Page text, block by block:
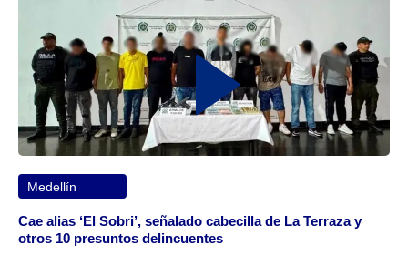
Medellín
Cae alias ‘El Sobri’, señalado cabecilla de La Terraza y
otros 10 presuntos delincuentes